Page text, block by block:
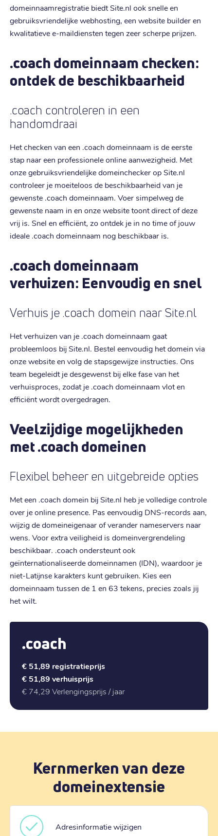
domeinnaamregistratie biedt Site.nl ook snelle en
gebruiksvriendelijke webhosting, een website builder en
kwalitatieve e-maildiensten tegen zeer scherpe prijzen.
.coach domeinnaam checken:
ontdek de beschikbaarheid
.coach controleren in een
handomdraai
Het checken van een .coach domeinnaam is de eerste
stap naar een professionele online aanwezigheid. Met
onze gebruiksvriendelijke domeinchecker op Site.nl
controleer je moeiteloos de beschikbaarheid van je
gewenste .coach domeinnaam. Voer simpelweg de
gewenste naam in en onze website toont direct of deze
vrij is. Snel en efficiënt, zo ontdek je in no time of jouw
ideale .coach domeinnaam nog beschikbaar is.
.coach domeinnaam
verhuizen: Eenvoudig en snel
Verhuis je .coach domein naar Site.nl
Het verhuizen van je .coach domeinnaam gaat
probleemloos bij Site.nl. Bestel eenvoudig het domein via
onze website en volg de stapsgewijze instructies. Ons
team begeleidt je desgewenst bij elke fase van het
verhuisproces, zodat je .coach domeinnaam vlot en
efficiënt wordt overgedragen.
Veelzijdige mogelijkheden
met .coach domeinen
Flexibel beheer en uitgebreide opties
Met een .coach domein bij Site.nl heb je volledige controle
over je online presence. Pas eenvoudig DNS-records aan,
wijzig de domeineigenaar of verander nameservers naar
wens. Voor extra veiligheid is domeinvergrendeling
beschikbaar. .coach ondersteunt ook
geïnternationaliseerde domeinnamen (IDN), waardoor je
niet-Latijnse karakters kunt gebruiken. Kies een
domeinnaam tussen de 1 en 63 tekens, precies zoals jij
het wilt.
.coach
€ 51,89 registratieprijs
€ 51,89 verhuisprijs
€ 74,29 Verlengingsprijs / jaar
Kernmerken van deze
domeinextensie
Adresinformatie wijzigen